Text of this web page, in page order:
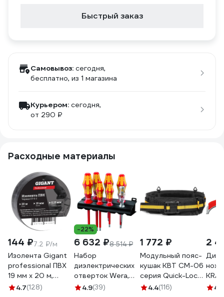
Быстрый заказ
Самовывоз: сегодня,
бесплатно, из 1 магазина
Курьером: сегодня,
от 290 ₽
Расходные материалы
144 ₽7.2 ₽/м
Изолента Gigant
professional ПВХ
19 мм х 20 м,
черная GT-0-3
4.7(128)
-22%
6 632 ₽8 514 ₽
Набор
диэлектрических
отверток Wera,
VDE, индикатор
4.9(39)
1 772 ₽
Модульный пояс-
кушак КВТ СМ-06
серия Quick-Lock
83133
4.4(116)
2
нож
4.3